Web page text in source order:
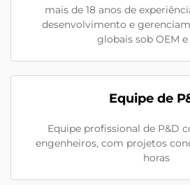
mais de 18 anos de
desenvolvimento e
globais sob OEM
Equipe de
Equipe profissional de P&D
engenheiros, com projetos
horas